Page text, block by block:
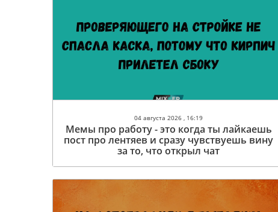
04 августа 2026 , 16:19
Мемы про работу - это когда ты лайкаешь
пост про лентяев и сразу чувствуешь вину
за то, что открыл чат